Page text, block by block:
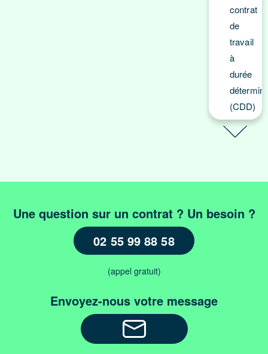
contrat
de
travail
à
durée
(CDD)
Modèle
de
à
Une question sur un contrat ? Un besoin ?
02 55 99 88 58
(appel gratuit)
Envoyez-nous votre message